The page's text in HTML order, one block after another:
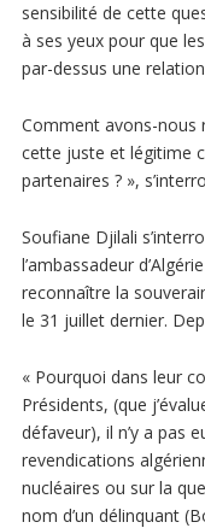
sensibilité de cette
à ses yeux pour que
par-dessus une
Comment avons-nous
cette juste et légitime
partenaires ? »,
Soufiane Djilali
l’ambassadeur
reconnaître la
le 31 juillet dernier.
« Pourquoi dans leur
Présidents, (que
défaveur), il n’y a pas
revendications
nucléaires ou sur la
nom d’un délinquant